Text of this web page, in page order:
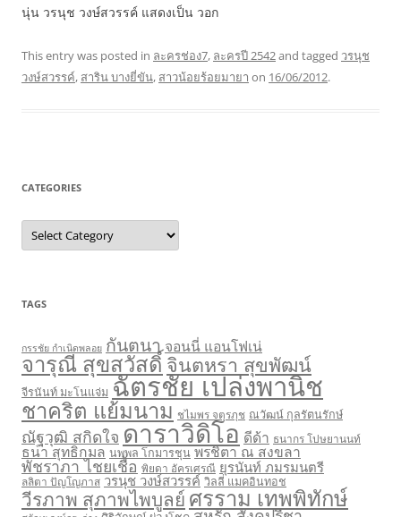
นุ่น วรนุช วงษ์สวรรค์ แสดงเป็น วอก
This entry was posted in ละครช่อง7, ละครปี 2542and tagged วรนุช
วงษ์สวรรค์, สาริน บางยี่ขัน, สาวน้อยร้อยมายา on 16/06/2012.
CATEGORIES
Categories
TAGS
กรรชัย กำเนิดพลอย กันตนา จอนนี่ แอนโฟเน่
จารุณี สุขสวัสดิ์ จินตหรา สุขพัฒน์
จีรนันท์ มะโนแจ่ม ฉัตรชัย เปล่งพานิช
ชาคริต แย้มนาม ชไมพร จตุรภุช ณวัฒน์ กุลรัตนรักษ์
ณัฐวุฒิ สกิดใจ ดาราวิดิโอ ดีด้า ธนากร โปษยานนท์
ธนา สุทธิกมล นพพล โกมารชุน พรชิตา ณ สงขลา
พัชราภา ไชยเชื้อ พิยดา อัครเศรณี ยุรนันท์ ภมรมนตรี
ลลิตา ปัญโญภาส วรนุช วงษ์สวรรค์ วิลลี่ แมคอินทอช
วีรภาพ สุภาพไพบูลย์ศรราม เทพพิทักษ์